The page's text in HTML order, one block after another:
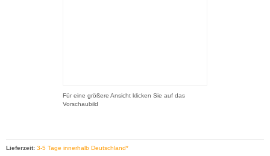
Für eine größere Ansicht klicken Sie auf das
Vorschaubild
Lieferzeit: 3-5 Tage innerhalb Deutschland*